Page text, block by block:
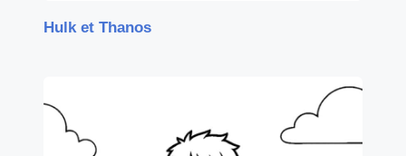
Hulk et Thanos